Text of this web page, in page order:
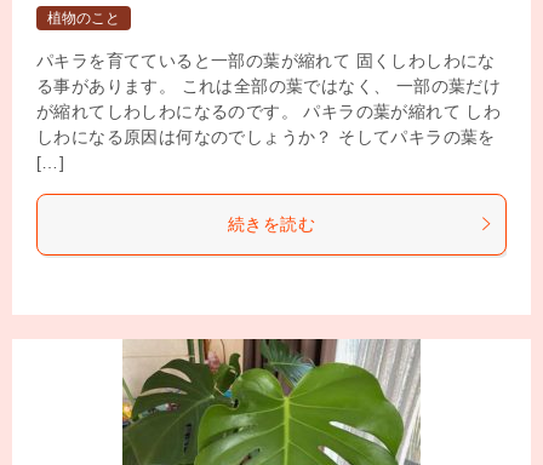
植物のこと
パキラを育てていると一部の葉が縮れて 固くしわしわにな
る事があります。 これは全部の葉ではなく、 一部の葉だけ
が縮れてしわしわになるのです。 パキラの葉が縮れて しわ
しわになる原因は何なのでしょうか？ そしてパキラの葉を
[…]
続きを読む